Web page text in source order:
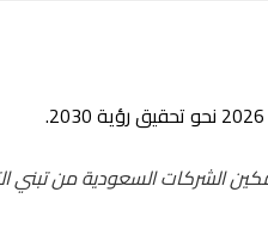
الشركات السعودية من تبني